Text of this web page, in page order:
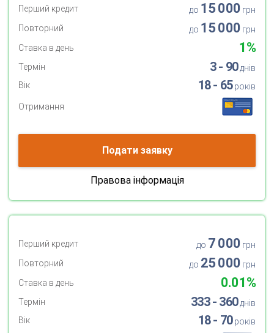
Перший кредит до 15 000 грн
Повторний
до 15 000 грн
Ставка в день
1%
Термін 3 - 90днів
Вік
18 - 65років
Отримання
Подати заявку
Правова інформація
Перший кредит до 7 000 грн
Повторний
до 25 000 грн
Ставка в день
0.01%
Термін 333 - 360днів
Вік
18 - 70років